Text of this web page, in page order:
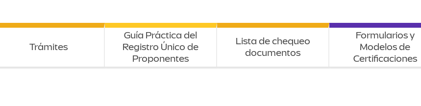
Trámites
Guía Práctica del
Registro Único de
Proponentes
Lista de chequeo
documentos
Formularios y
Modelos de
Certificaciones